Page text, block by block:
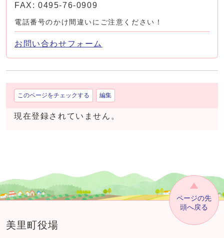
FAX: 0495-76-0909
電話番号のかけ間違いにご注意ください！
お問い合わせフォーム
このページをチェックする 編集
現在登録されていません。
ページの先
頭へ戻る
美里町役場